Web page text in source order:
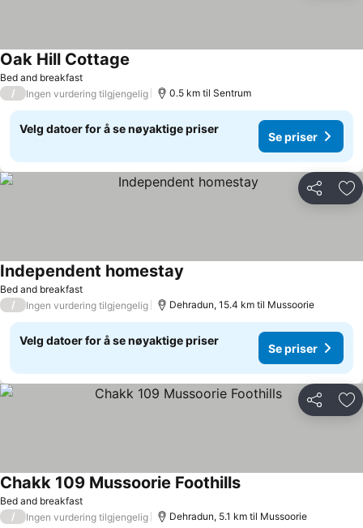
Bed and breakfast
Oak Hill Cottage
/ Ingen vurdering tilgjengelig 0.5 km til Sentrum
Velg datoer for å se nøyaktige priser
Se priser
Del
Bed and breakfast
Independent homestay
/ Ingen vurdering tilgjengelig Dehradun, 15.4 km til Mussoorie
Velg datoer for å se nøyaktige priser
Se priser
Del
Bed and breakfast
Chakk 109 Mussoorie FoothillsSe priser
/ Ingen vurdering tilgjengelig Dehradun, 5.1 km til Mussoorie